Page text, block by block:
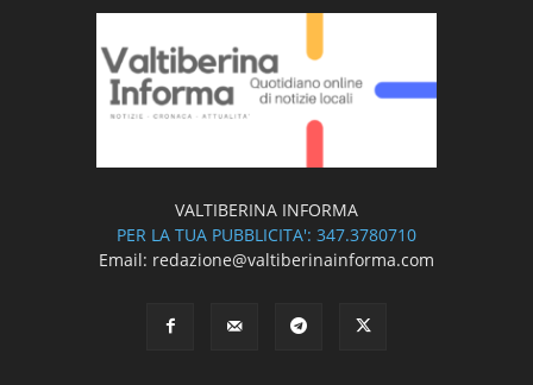
VALTIBERINA INFORMA
PER LA TUA PUBBLICITA': 347.3780710
Email: redazione@valtiberinainforma.com